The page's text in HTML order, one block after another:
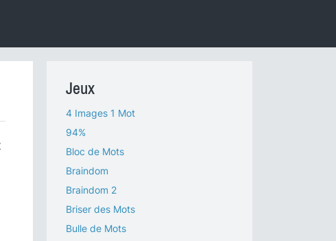
Jeux
4 Images 1 Mot
94%
Bloc de Mots
Braindom
Braindom 2
Briser des Mots
Bulle de Mots